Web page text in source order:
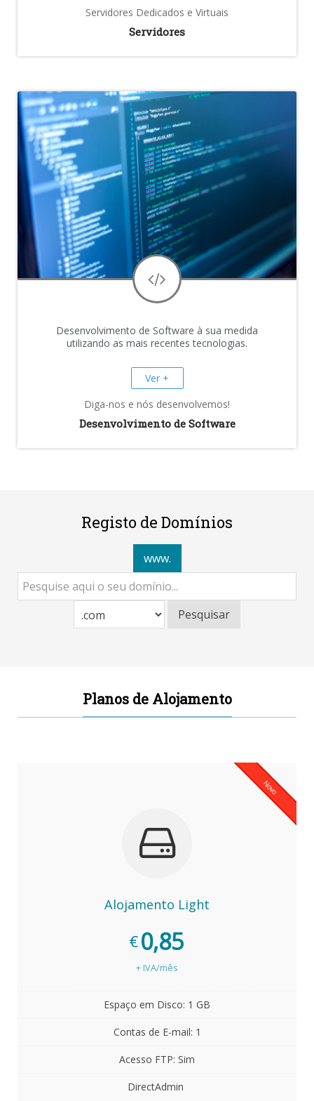
Servidores Dedicados e Virtuais
Servidores
Desenvolvimento de Software à sua medida
utilizando as mais recentes tecnologias.
Ver +
Diga-nos e nós desenvolvemos!
Desenvolvimento de Software
Registo de Domínios
www.
Pesquisar
Planos de Alojamento
Novo
Alojamento Light
€0,85
+ IVA/mês
Espaço em Disco: 1 GB
Contas de E-mail: 1
Acesso FTP: Sim
DirectAdmin